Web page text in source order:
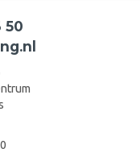
50